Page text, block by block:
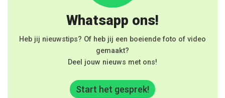
Whatsapp ons!
Heb jij nieuwstips? Of heb jij een boeiende foto of video
gemaakt?
Deel jouw nieuws met ons!
Start het gesprek!